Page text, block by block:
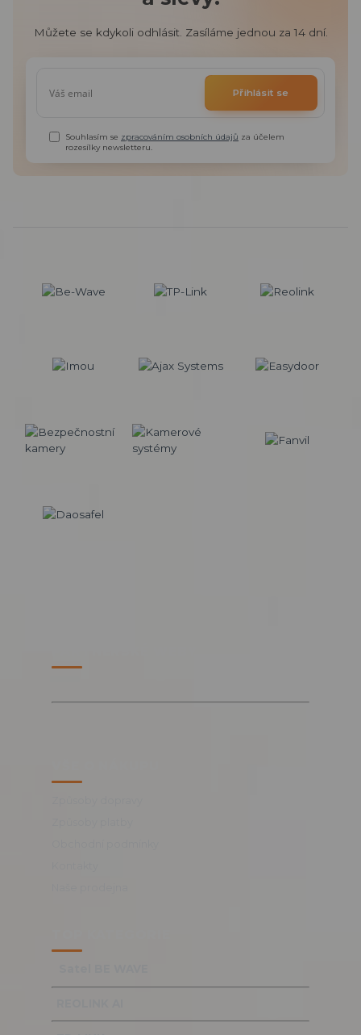
Můžete se kdykoli odhlásit. Zasíláme jednou za 14 dní.
Přihlásit se
Souhlasím se zpracováním osobních údajů za účelem
rozesílky newsletteru.